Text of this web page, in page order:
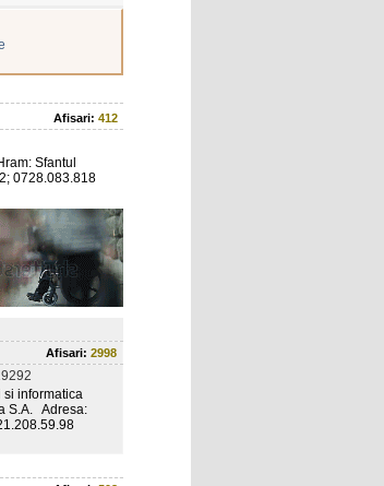
Afisari: 412
Sfantul
0728.083.818
Afisari: 2998
si informatica
S.A. Adresa:
021.208.59.98